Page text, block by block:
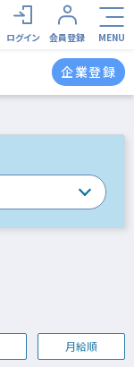
ログイン 会員登録 MENU
企業登録
月給順